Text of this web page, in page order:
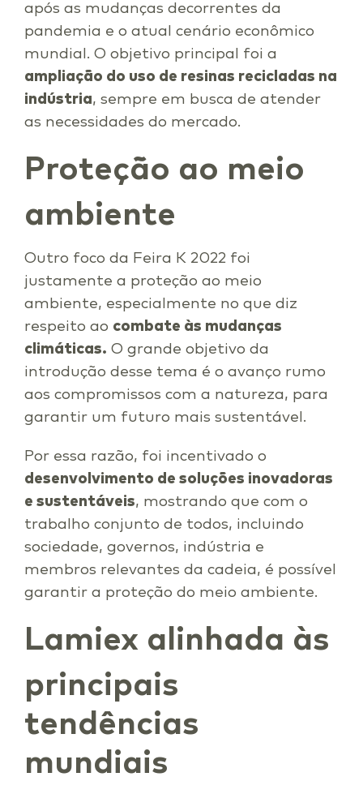
após as mudanças decorrentes da
pandemia e o atual cenário econômico
mundial. O objetivo principal foi a
ampliação do uso de resinas recicladas na
indústria, sempre em busca de atender
as necessidades do mercado.
Proteção ao meio
ambiente
Outro foco da Feira K 2022 foi
justamente a proteção ao meio
ambiente, especialmente no que diz
respeito ao combate às mudanças
climáticas. O grande objetivo da
introdução desse tema é o avanço rumo
aos compromissos com a natureza, para
garantir um futuro mais sustentável.
Por essa razão, foi incentivado o
desenvolvimento de soluções inovadoras
e sustentáveis, mostrando que com o
trabalho conjunto de todos, incluindo
sociedade, governos, indústria e
membros relevantes da cadeia, é possível
garantir a proteção do meio ambiente.
Lamiex alinhada às
principais
tendências
mundiais